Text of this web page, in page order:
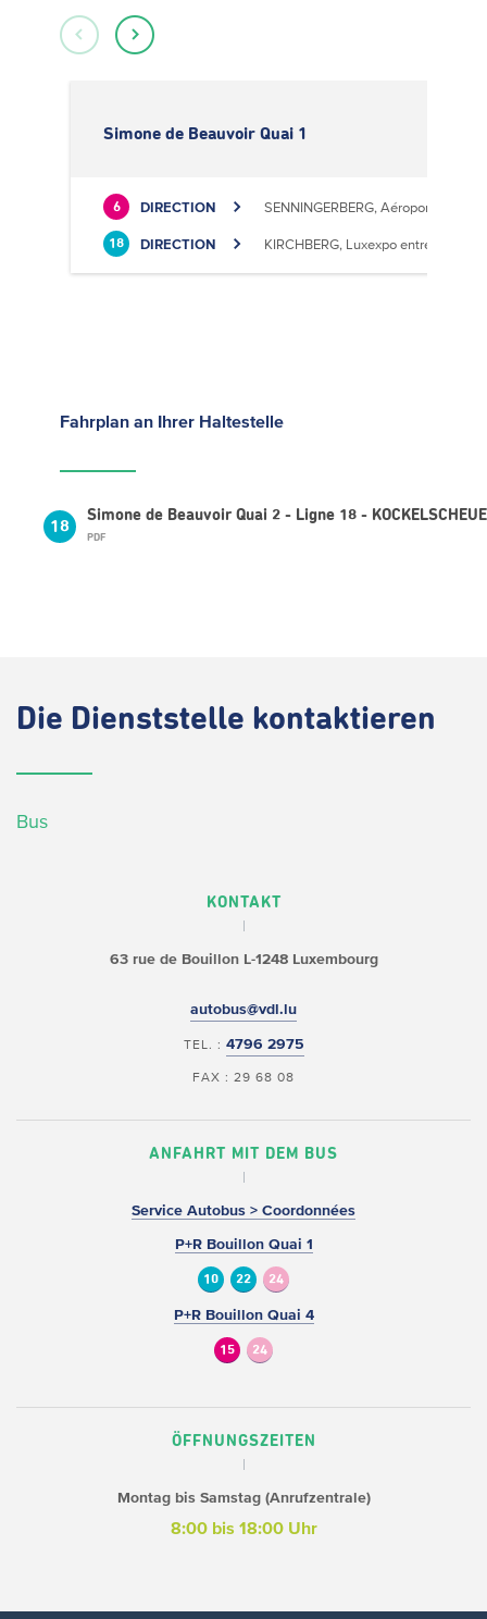
Simone de Beauvoir Quai 1
6 DIRECTION SENNINGERBERG, Aéroport
18 DIRECTION KIRCHBERG, Luxexpo entrée Sud
Fahrplan an Ihrer Haltestelle
18
Simone de Beauvoir Quai 2 - Ligne 18 -
PDF
Die Dienststelle kontaktieren
Bus
KONTAKT
63 rue de BouillonL-1248 Luxembourg
autobus@vdl.lu
TEL. : 4796 2975
FAX : 29 68 08
ANFAHRT MIT DEM BUS
Service Autobus > Coordonnées
P+R Bouillon Quai 1
10 22 24
P+R Bouillon Quai 4
15 24
ÖFFNUNGSZEITEN
Montag bis Samstag (Anrufzentrale)
8:00 bis 18:00 Uhr